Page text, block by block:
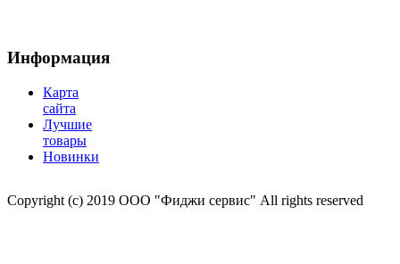
Информация
Карта
сайта
Лучшие
товары
Новинки
Copyright (c) 2019 ООО "Фиджи сервис" All rights reserved